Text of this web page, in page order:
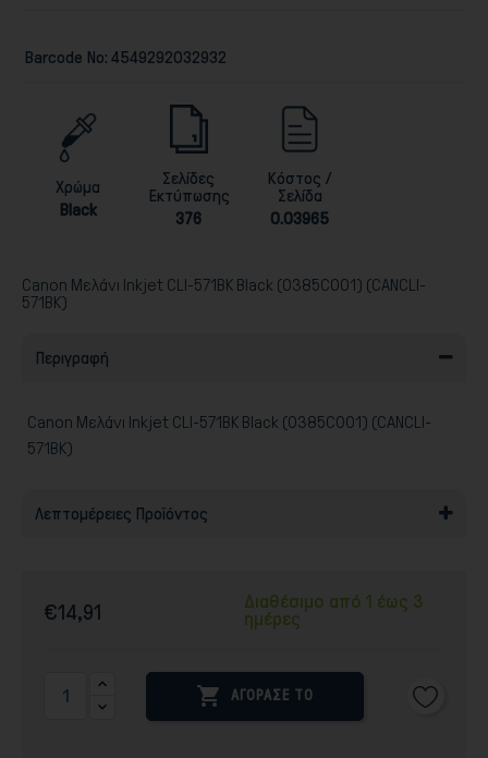
Barcode No: 4549292032932
Χρώμα
Black
Σελίδες
Εκτύπωσης
376
Κόστος /
Σελίδα
0.03965
Canon Μελάνι Inkjet CLI-571BK Black (0385C001) (CANCLI-
571BK)
Περιγραφή
Canon Μελάνι Inkjet CLI-571BK Black (0385C001) (CANCLI-
571BK)
Λεπτομέρειες Προϊόντος
€14,91
Διαθέσιμο από 1 έως 3
ημέρες
 ΑΓΟΡΑΣΕ ΤΟ